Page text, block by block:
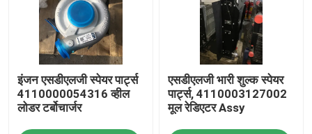
इंजन एसडीएलजी स्पेयर पार्ट्स
4110000054316 व्हील
लोडर टर्बोचार्जर
एसडीएलजी भारी शुल्क स्पेयर
पार्ट्स, 4110003127002
मूल रेडिएटर Assy